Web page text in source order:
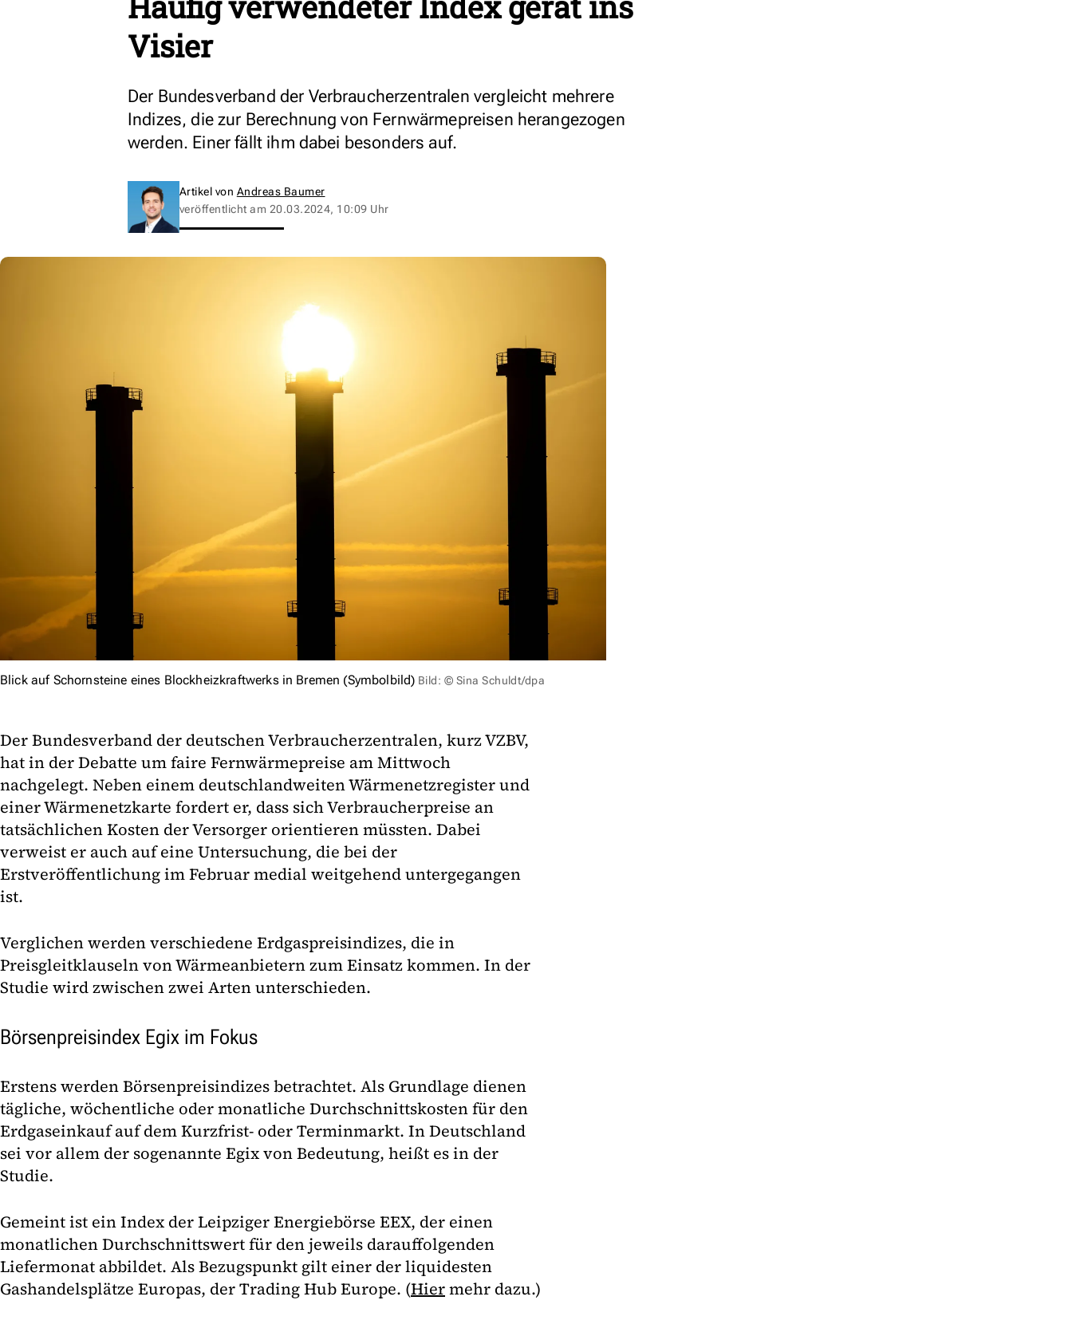
Visier
Der Bundesverband der Verbraucherzentralen vergleicht mehrere
Indizes, die zur Berechnung von Fernwärmepreisen herangezogen
werden. Einer fällt ihm dabei besonders auf.
Artikel von Andreas Baumer
veröffentlicht am 20.03.2024, 10:09 Uhr
Blick auf Schornsteine eines Blockheizkraftwerks in Bremen (Symbolbild) Bild: © Sina Schuldt/dpa
Der Bundesverband der deutschen Verbraucherzentralen, kurz VZBV,
hat in der Debatte um faire Fernwärmepreise am Mittwoch
nachgelegt. Neben einem deutschlandweiten Wärmenetzregister und
einer Wärmenetzkarte fordert er, dass sich Verbraucherpreise an
tatsächlichen Kosten der Versorger orientieren müssten. Dabei
verweist er auch auf eine Untersuchung, die bei der
Erstveröffentlichung im Februar medial weitgehend untergegangen
ist.
Verglichen werden verschiedene Erdgaspreisindizes, die in
Preisgleitklauseln von Wärmeanbietern zum Einsatz kommen. In der
Studie wird zwischen zwei Arten unterschieden.
Börsenpreisindex Egix im Fokus
Erstens werden Börsenpreisindizes betrachtet. Als Grundlage dienen
tägliche, wöchentliche oder monatliche Durchschnittskosten für den
Erdgaseinkauf auf dem Kurzfrist- oder Terminmarkt. In Deutschland
sei vor allem der sogenannte Egix von Bedeutung, heißt es in der
Studie.
Gemeint ist ein Index der Leipziger Energiebörse EEX, der einen
monatlichen Durchschnittswert für den jeweils darauffolgenden
Liefermonat abbildet. Als Bezugspunkt gilt einer der liquidesten
Gashandelsplätze Europas, der Trading Hub Europe. (Hiermehr dazu.)